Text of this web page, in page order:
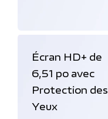
Écran HD+ de
6,51 po avec
Protection des
Yeux